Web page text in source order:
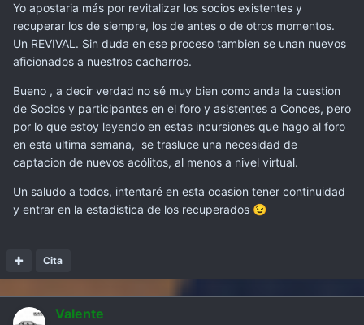
Yo apostaria más por revitalizar los socios existentes y
recuperar los de siempre, los de antes o de otros momentos.
Un REVIVAL. Sin duda en ese proceso tambien se unan nuevos
aficionados a nuestros cacharros.
Bueno , a decir verdad no sé muy bien como anda la cuestion
de Socios y participantes en el foro y asistentes a Conces, pero
por lo que estoy leyendo en estas incursiones que hago al foro
en esta ultima semana, se trasluce una necesidad de
captacion de nuevos acólitos, al menos a nivel virtual.
Un saludo a todos, intentaré en esta ocasion tener continuidad
y entrar en la estadistica de los recuperados 😉
Cita
Valente